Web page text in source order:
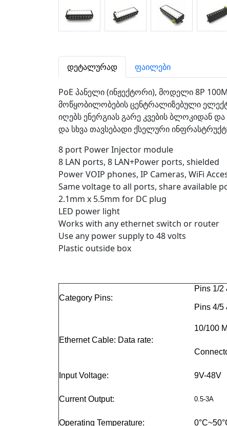
დეტალურად ფაილები
PoE პანელი (ინჟექტორი), მოდელი 8P
მოწყობილობების ცენტრალიზებული
იღებს ენერგიას გარე კვების ბლოკიდან
და სხვა თავსებადი ქსელური
8 port Power Injector module
8 LAN ports, 8 LAN+Power ports, shielded
Power VOIP phones, IP Cameras, WiFi
Same voltage to all ports, share available
2.1mm x 5.5mm for DC plug
LED power light
Works with any ethernet switch or router
Use any power supply to 48 volts
Plastic outside box
Category Pins:
Pins 1/2
Pins 4/5
Ethernet Cable: Data rate:
10/100
Input Voltage: 9V-48V
Current Output: 0.5-3A
Operating Temperature: